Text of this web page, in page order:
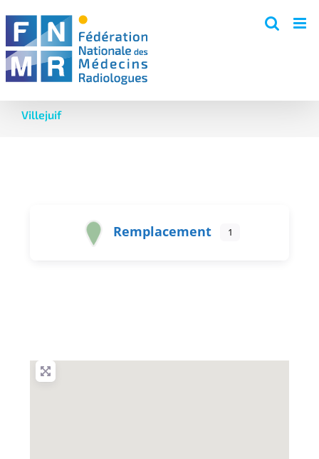
content
Villejuif
Remplacement 1